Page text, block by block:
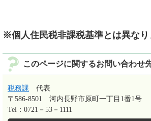
※個人住民税非課税基準とは異なり
このページに関するお問い合わせ
税務課
代表
〒586-8501
河内長野市原町一丁目1番1号
Tel：0721－53－1111